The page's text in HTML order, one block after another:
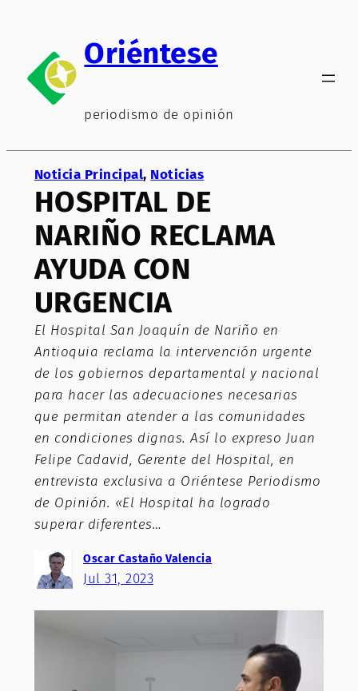
contenido
Oriéntese
periodismo de opinión
Noticia Principal, Noticias
HOSPITAL DE
NARIÑO RECLAMA
AYUDA CON
URGENCIA
El Hospital San Joaquín de Nariño en
Antioquia reclama la intervención urgente
de los gobiernos departamental y nacional
para hacer las adecuaciones necesarias
que permitan atender a las comunidades
en condiciones dignas. Así lo expreso Juan
Felipe Cadavid, Gerente del Hospital, en
entrevista exclusiva a Oriéntese Periodismo
de Opinión. «El Hospital ha logrado
superar diferentes…
Oscar Castaño Valencia
Jul 31, 2023